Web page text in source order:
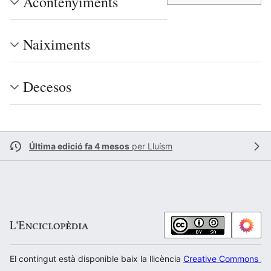
Naiximents
Decesos
Última edició fa 4 mesos per Lluísm
El contingut està disponible baix la llicència Creative Commons